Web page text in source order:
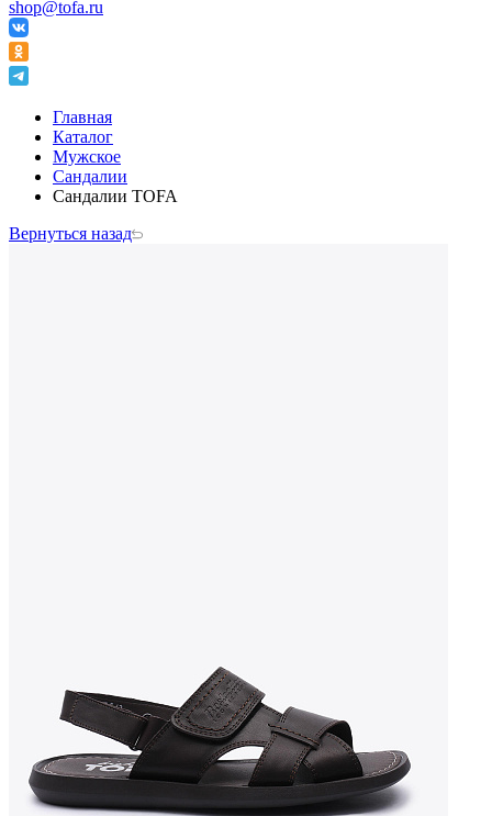
shop@tofa.ru
Главная
Каталог
Мужское
Сандалии
Сандалии TOFA
Вернуться назад